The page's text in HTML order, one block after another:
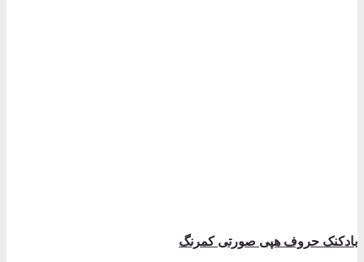
بادکنک حروف هپی صورتی کمرنگ